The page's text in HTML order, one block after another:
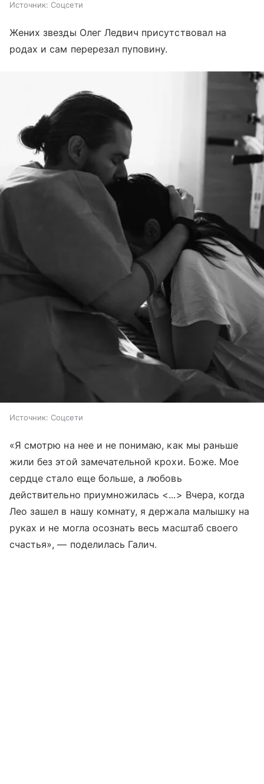
Источник: Соцсети
Жених звезды Олег Ледвич присутствовал на
родах и сам перерезал пуповину.
Источник: Соцсети
«Я смотрю на нее и не понимаю, как мы раньше
жили без этой замечательной крохи. Боже. Мое
сердце стало еще больше, а любовь
действительно приумножилась <...> Вчера, когда
Лео зашел в нашу комнату, я держала малышку на
руках и не могла осознать весь масштаб своего
счастья», — поделилась Галич.